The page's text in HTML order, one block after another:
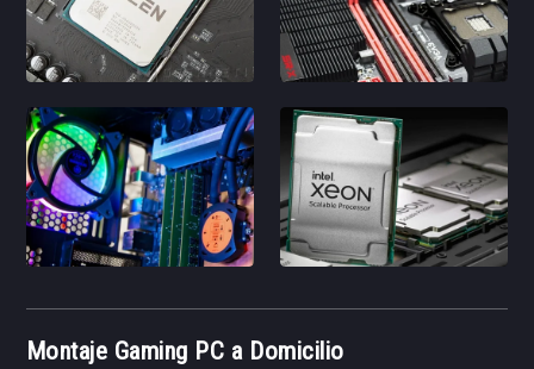
Montaje Gaming PC a Domicilio